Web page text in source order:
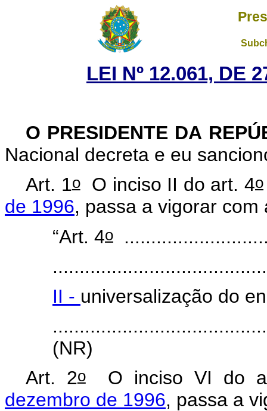
LEI Nº 12.061, DE
O PRESIDENTE DA
Nacional decreta e eu
Art. 1oO inciso II do art. 4o
de 1996, passa a vigorar
“Art. 4o
II - universalização do
(NR)
Art. 2oO inciso VI do
dezembro de 1996, passa a